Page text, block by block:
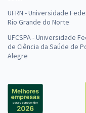
UFRN - Universidade
Rio Grande do Norte
UFCSPA - Universidade
de Ciência da Saúde de
Alegre